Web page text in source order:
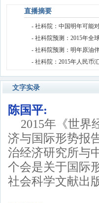
直播摘要
- 社科院：中国明年可能
- 社科院预测：2015年全
- 社科院预测：明年原油
- 社科院：2015年人民币
文字实录
陈国平:
2015年《世界
济与国际形势报
治经济研究所与
个会是关于国际
社会科学文献出